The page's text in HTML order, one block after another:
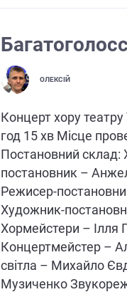
ОЛЕКСІЙ
Концерт хору театру
год 15 хв Місце
Постановний склад:
постановник –
Режисер-
Художник-
Хормейстери – Ілля
Концертмейстер –
світла – Михайло
Музиченко